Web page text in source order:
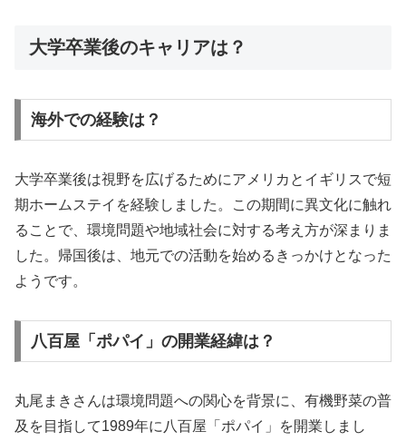
大学卒業後のキャリアは？
海外での経験は？
大学卒業後は視野を広げるためにアメリカとイギリスで短
期ホームステイを経験しました。この期間に異文化に触れ
ることで、環境問題や地域社会に対する考え方が深まりま
した。帰国後は、地元での活動を始めるきっかけとなった
ようです。
八百屋「ポパイ」の開業経緯は？
丸尾まきさんは環境問題への関心を背景に、有機野菜の普
及を目指して1989年に八百屋「ポパイ」を開業しまし